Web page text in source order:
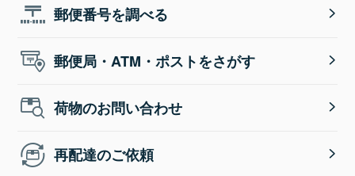
郵便番号を調べる
郵便局・ATM・ポストをさがす
荷物のお問い合わせ
再配達のご依頼